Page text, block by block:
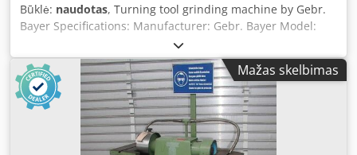
Būklė: naudotas, Turning tool grinding machine by Gebr.
Bayer Specifications: Manufacturer: Gebr. Bayer Model:
DO25 Dodeg Tvn Sepfx Acmjkr Power: 0.55 kW 0.75 HP 2800
rpm
Mažas skelbimas